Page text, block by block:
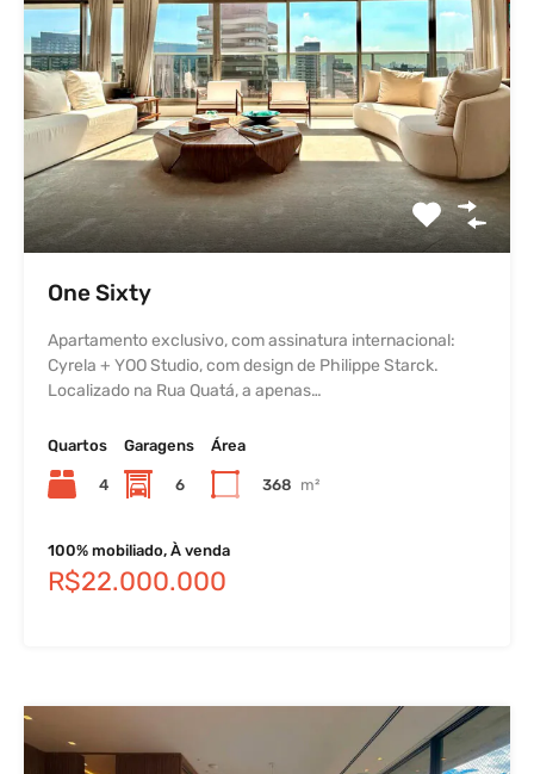
One Sixty
Apartamento exclusivo, com assinatura internacional:
Cyrela + YOO Studio, com design de Philippe Starck.
Localizado na Rua Quatá, a apenas…
Quartos
4
Garagens
6
Área
368 m²
100% mobiliado, À venda
R$22.000.000